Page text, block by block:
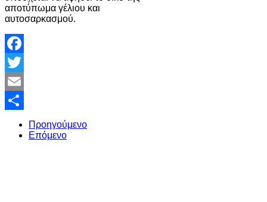
αποτύπωμα γέλιου και
αυτοσαρκασμού.
Facebook
Twitter
Email
Share
Προηγούμενο
Επόμενο